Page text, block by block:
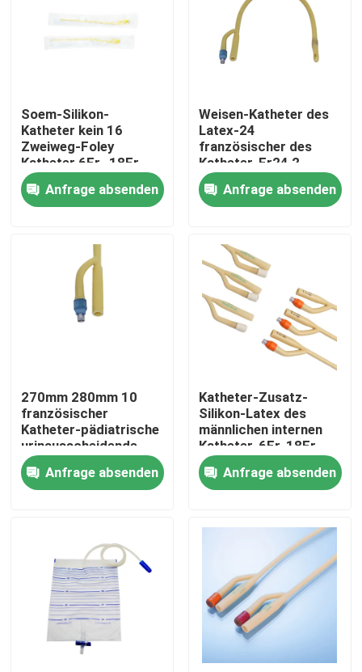
Startseite
Über uns
Qualitätskontrolle
Kontakt
Medizinischer Silikonkautschuk
Medizinisches Gummistopfen
Soem-Silikon-
Katheter kein 16
Zweiweg-Foley
Katheter 6Fr -18Fr
Anfrage absenden
Weisen-Katheter des
Latex-24
französischer des
Katheter-Fr24 2
medizinischer Foley-
Silikon-Katheter
Anfrage absenden
270mm 280mm 10
französischer
Katheter-pädiatrische
urinausscheidende
Katheter-Zusätze
Fr10Anfrage absenden
Katheter-Zusatz-
Silikon-Latex des
männlichen internen
Katheter-6Fr-18Fr
urinausscheidender
Anfrage absenden